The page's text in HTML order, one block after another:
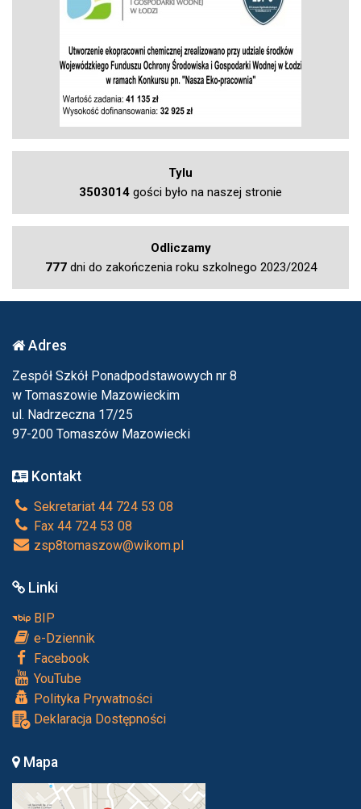
Tylu
3503014 gości było na naszej stronie
Odliczamy
777dni do zakończenia roku szkolnego 2023/2024
Adres
Zespół Szkół Ponadpodstawowych nr 8
w Tomaszowie Mazowieckim
ul. Nadrzeczna 17/25
97-200 Tomaszów Mazowiecki
Kontakt
Sekretariat 44 724 53 08
Fax 44 724 53 08
zsp8tomaszow@wikom.pl
Linki
BIP
e-Dziennik
Facebook
YouTube
Polityka Prywatności
Deklaracja Dostępności
Mapa